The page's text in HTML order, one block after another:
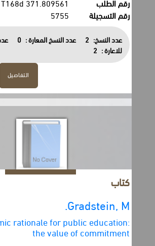
رقم الطلب
371.809561 T168d
رقم التسجيلة
5755
عدد النسخ: 2 عدد النسخ المعارة : 0
عدد النسخ
للاعارة :
2
Gradstein, M.
rationale for public education:
the value of commitment